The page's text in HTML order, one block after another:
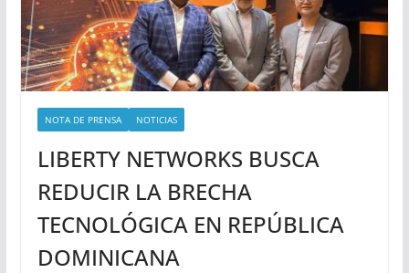
NOTA DE PRENSA NOTICIAS
LIBERTY NETWORKS BUSCA
REDUCIR LA BRECHA
TECNOLÓGICA EN REPÚBLICA
DOMINICANA